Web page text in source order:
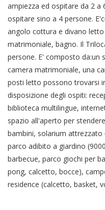
ampiezza ed ospitare da 2 a
ospitare sino a 4 persone.
angolo cottura e divano
matrimoniale, bagno. Il
persone. E' composto da:un
camera matrimoniale, una
posti letto possono trovarsi
disposizione degli ospiti:
biblioteca multilingue,
spazio all'aperto per
bambini, solarium
parco adibito a giardino
barbecue, parco giochi per
pong, calcetto, bocce),
residence (calcetto, basket,